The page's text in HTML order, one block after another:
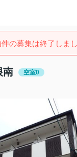
の募集は終了しまし
南 空室0